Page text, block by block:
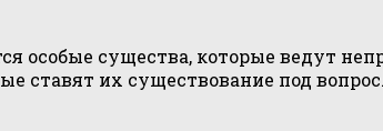
особые существа, которые ведут
ставят их существование под